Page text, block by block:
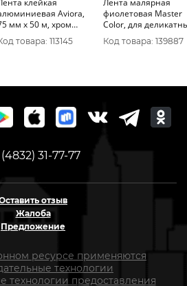
клейкая
Aviora,
мм x 50 м, хром
302-051
товара: 113145
Лента малярная
фиолетовая Master
Color, для деликатных
поверхностей, 36 мм x
25 м 30-6513
Код товара: 139887
(4832) 31-77-77
отзыв
Жалоба
Предложение
ресурсе применяются
технологии
технологии предоставления